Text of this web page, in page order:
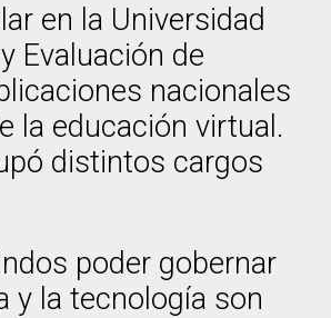
en la Universidad
Evaluación de
nacionales
la educación virtual.
distintos cargos
poder gobernar
y la tecnología son